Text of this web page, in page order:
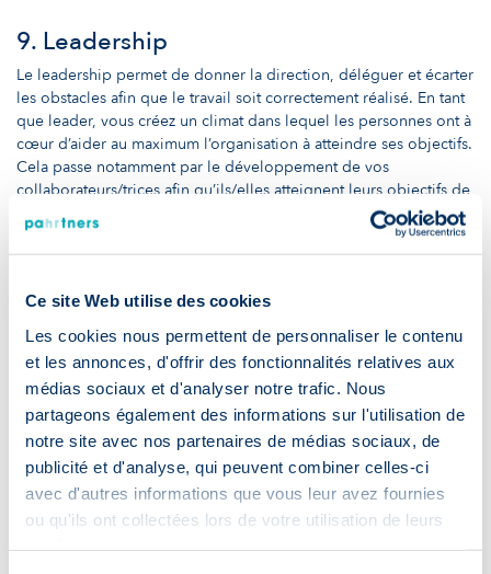
Ce site Web utilise des cookies
Les cookies nous permettent de personnaliser le contenu
et les annonces, d'offrir des fonctionnalités relatives aux
médias sociaux et d'analyser notre trafic. Nous
partageons également des informations sur l'utilisation de
notre site avec nos partenaires de médias sociaux, de
publicité et d'analyse, qui peuvent combiner celles-ci
avec d'autres informations que vous leur avez fournies
ou qu'ils ont collectées lors de votre utilisation de leurs
9. Leadership
Le leadership permet de donner la direction, déléguer et écarter
les obstacles afin que le travail soit correctement réalisé. En tant
que leader, vous créez un climat dans lequel les personnes ont à
cœur d’aider au maximum l’organisation à atteindre ses objectifs.
Cela passe notamment par le développement de vos
collaborateurs/trices afin qu’ils/elles atteignent leurs objectifs de
carrière, ainsi que les objectifs de l'organisation.
10. Adaptabilité
S’adapter, c’est pouvoir modifier son approche et son
plus en phase avec les exigences de chaque situation. En plus
de son utilité en entreprise, cet atout est essentiel dans un
monde changeant, tel que celui dans lequel nous vivons.
Développer vos soft skills en 3 étapes
Vous souhaitez développer certaines de ces soft skills ?
Commencez parévaluer vos points forts et vos points